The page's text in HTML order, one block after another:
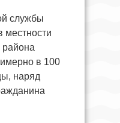
службы
местности
в 100
наряд